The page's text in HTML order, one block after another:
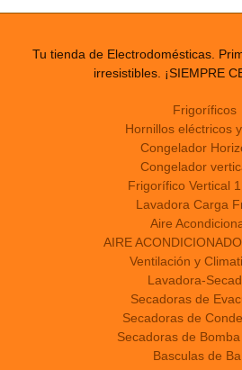
Tu tienda de Electrodomésticas.
irresistibles. ¡SIEMPRE
Frigoríficos
Hornillos eléctricos
Congelador
Congelador
Frigorífico Vertical
Lavadora Carga
Aire
AIRE
Ventilación y
Lavadora-
Secadoras de
Secadoras de
Secadoras de
Basculas de